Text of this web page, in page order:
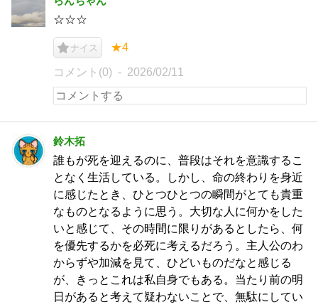
☆☆☆
ナイス ★4
コメント(0) 2026/02/11
鈴木拓
誰もが死を迎えるのに、普段はそれを意識するこ
となく生活している。しかし、命の終わりを身近
に感じたとき、ひとつひとつの瞬間がとても貴重
なものとなるように思う。大切な人に何かをした
いと感じて、その時間に限りがあるとしたら、何
を優先するかを必死に考えるだろう。主人公のわ
からずや加減を見て、ひどいものだなと感じる
が、きっとこれは私自身でもある。当たり前の明
日があると考えて疑わないことで、無駄にしてい